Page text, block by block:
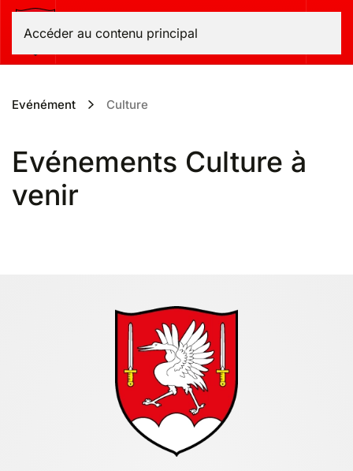
Accéder au contenu principal
Bas-Intyamon
Evénément Culture
Evénements Culture à
venir